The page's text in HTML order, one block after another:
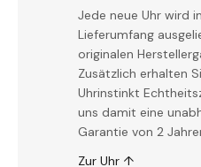
Jede neue Uhr wird
Lieferumfang
originalen
Zusätzlich erhalten
Uhrinstinkt
uns damit eine
Garantie von 2
Zur Uhr ↑